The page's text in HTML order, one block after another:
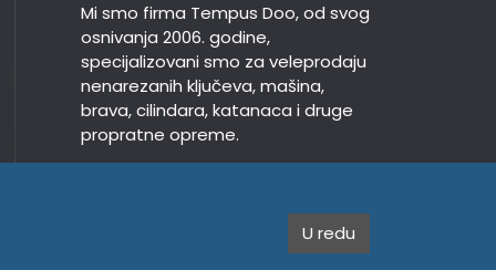
Mi smo firma Tempus Doo, od svog
osnivanja 2006. godine,
specijalizovani smo za veleprodaju
nenarezanih ključeva, mašina,
brava, cilindara, katanaca i druge
propratne opreme.
U redu